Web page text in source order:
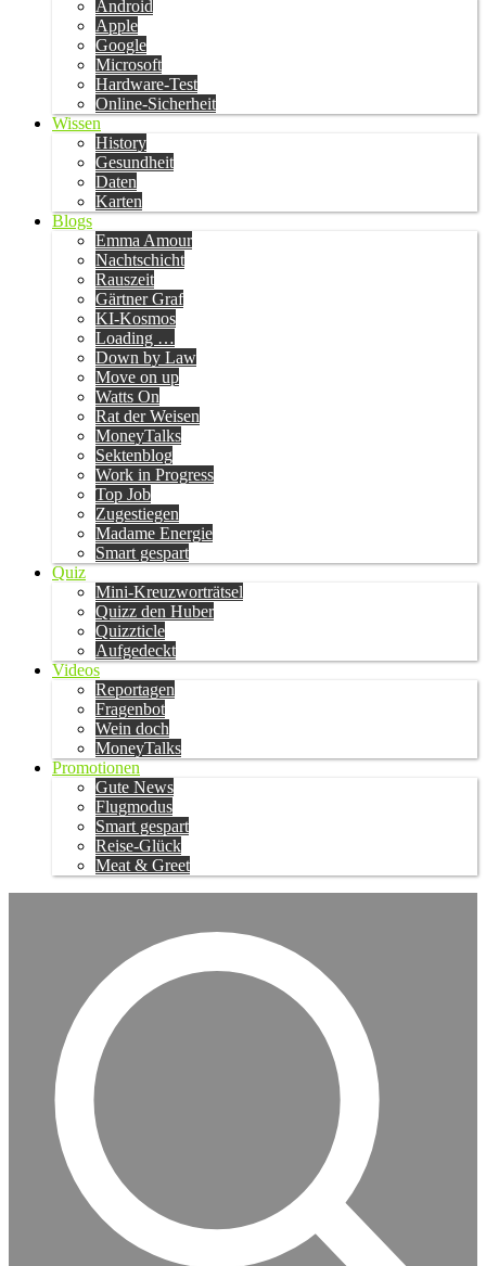
Android
Apple
Google
Microsoft
Hardware-Test
Online-Sicherheit
Wissen
History
Gesundheit
Daten
Karten
Blogs
Emma Amour
Nachtschicht
Rauszeit
Gärtner Graf
KI-Kosmos
Loading …
Down by Law
Move on up
Watts On
Rat der Weisen
MoneyTalks
Sektenblog
Work in Progress
Top Job
Zugestiegen
Madame Energie
Smart gespart
Quiz
Mini-Kreuzworträtsel
Quizz den Huber
Quizzticle
Aufgedeckt
Videos
Reportagen
Fragenbot
Wein doch
MoneyTalks
Promotionen
Gute News
Flugmodus
Smart gespart
Reise-Glück
Meat & Greet